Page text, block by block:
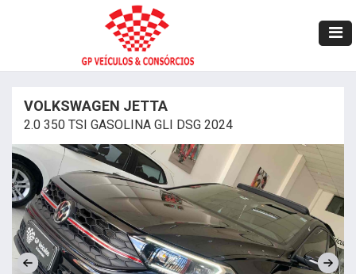
VOLKSWAGEN JETTA
2.0 350 TSI GASOLINA GLI DSG 2024